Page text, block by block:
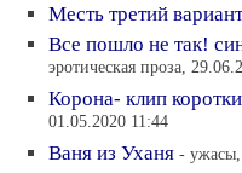
Месть третий вариант
Все пошло не так!
эротическая проза,
Корона- клип
01.05.2020 11:44
Ваня из Уханя - ужасы,